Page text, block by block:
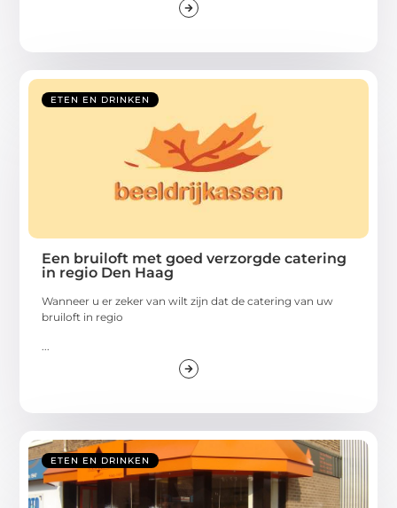
ETEN EN DRINKEN
Een bruiloft met goed verzorgde catering
in regio Den Haag
Wanneer u er zeker van wilt zijn dat de catering van uw
bruiloft in regio
ETEN EN DRINKEN